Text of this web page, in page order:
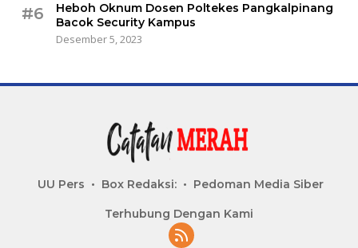
#6
Heboh Oknum Dosen Poltekes Pangkalpinang
Bacok Security Kampus
Desember 5, 2023
UU Pers Box Redaksi: Pedoman Media Siber
Terhubung Dengan Kami